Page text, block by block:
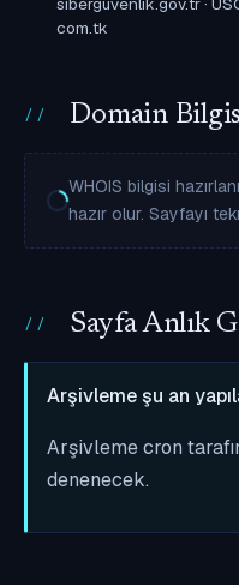
com.tk
Domain
WHOIS bilgisi
hazır olur. Sayfayı
Sayfa Anlık
Arşivleme şu an
Arşivleme cron
denenecek.